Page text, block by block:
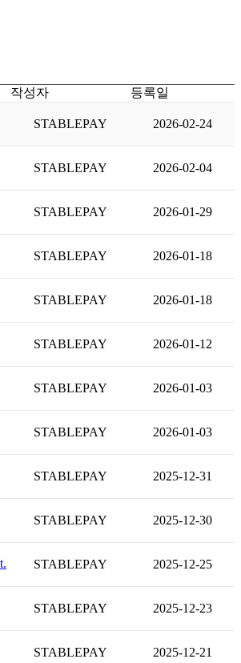
작성자 등록일
STABLEPAY 2026-02-24
STABLEPAY 2026-02-04
STABLEPAY 2026-01-29
STABLEPAY 2026-01-18
STABLEPAY 2026-01-18
STABLEPAY 2026-01-12
STABLEPAY 2026-01-03
STABLEPAY 2026-01-03
STABLEPAY 2025-12-31
STABLEPAY 2025-12-30
STABLEPAY 2025-12-25
STABLEPAY 2025-12-23
STABLEPAY 2025-12-21